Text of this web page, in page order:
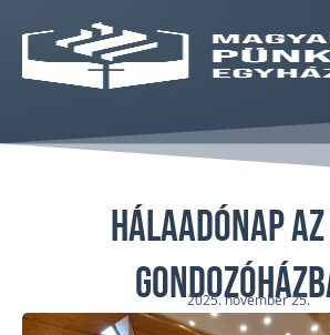
Hálaadónap az
2025. november 25.